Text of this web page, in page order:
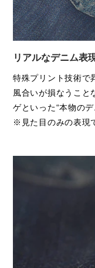
リアルなデニム表
特殊プリント技術で
風合いが損なうこと
ゲといった“本物の
※見た目のみの表現